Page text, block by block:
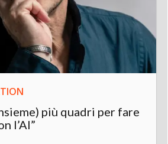
più quadri per fare
l’AI”